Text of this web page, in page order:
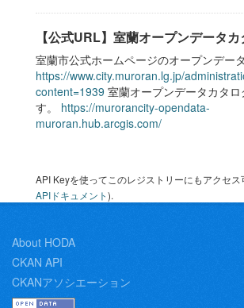
【公式URL】室蘭オープンデータ
室蘭市公式ホームページのオープンデー
https://www.city.muroran.lg.jp/
content=1939 室蘭オープンデータカタ
す。 https://murorancity-opendata-
muroran.hub.arcgis.com/
API Keyを使ってこのレジストリーにもアクセス
APIドキュメント).
About HODA
CKAN API
CKANアソシエーション